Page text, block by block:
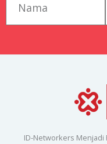
ID-Networkers Menjadi